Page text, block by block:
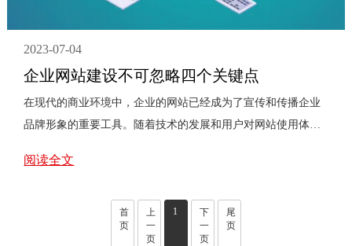
2023-07-04
企业网站建设不可忽略四个关键点
在现代的商业环境中，企业的网站已经成为了宣传和传播企业
品牌形象的重要工具。随着技术的发展和用户对网站使用体验
中，我们将重点介绍企业网站制作中需要重视的四个关键点。
业网站不仅仅是一个信息发布的平台，更是企业形象的展示窗
口。因此，网站的设计需要与企业的品牌形象保持一致，包括
阅读全文
首
页
上
一
页
1
下
一
页
尾
页